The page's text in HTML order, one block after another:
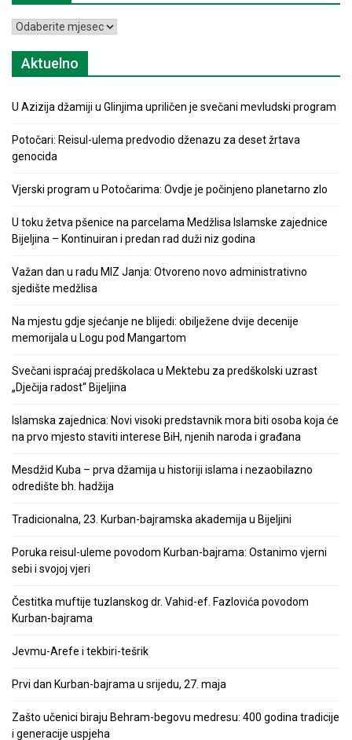
Arhiva
Aktuelno
U Azizija džamiji u Glinjima upriličen je svečani mevludski program
Potočari: Reisul-ulema predvodio dženazu za deset žrtava
genocida
Vjerski program u Potočarima: Ovdje je počinjeno planetarno zlo
U toku žetva pšenice na parcelama Medžlisa Islamske zajednice
Bijeljina – Kontinuiran i predan rad duži niz godina
Važan dan u radu MIZ Janja: Otvoreno novo administrativno
sjedište medžlisa
Na mjestu gdje sjećanje ne blijedi: obilježene dvije decenije
memorijala u Logu pod Mangartom
Svečani ispraćaj predškolaca u Mektebu za predškolski uzrast
„Dječija radost“ Bijeljina
Islamska zajednica: Novi visoki predstavnik mora biti osoba koja će
na prvo mjesto staviti interese BiH, njenih naroda i građana
Mesdžid Kuba – prva džamija u historiji islama i nezaobilazno
odredište bh. hadžija
Tradicionalna, 23. Kurban-bajramska akademija u Bijeljini
Poruka reisul-uleme povodom Kurban-bajrama: Ostanimo vjerni
sebi i svojoj vjeri
Čestitka muftije tuzlanskog dr. Vahid-ef. Fazlovića povodom
Kurban-bajrama
Jevmu-Arefe i tekbiri-tešrik
Prvi dan Kurban-bajrama u srijedu, 27. maja
Zašto učenici biraju Behram-begovu medresu: 400 godina tradicije
i generacije uspjeha